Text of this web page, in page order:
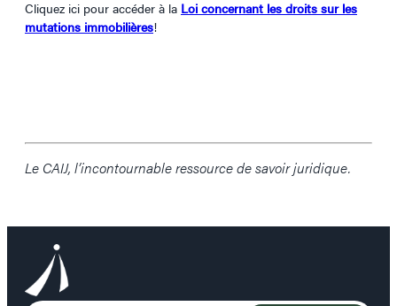
Cliquez ici pour accéder à la Loi concernant les droits sur les
mutations immobilières!
Le CAIJ, l’incontournable ressource de savoir juridique.